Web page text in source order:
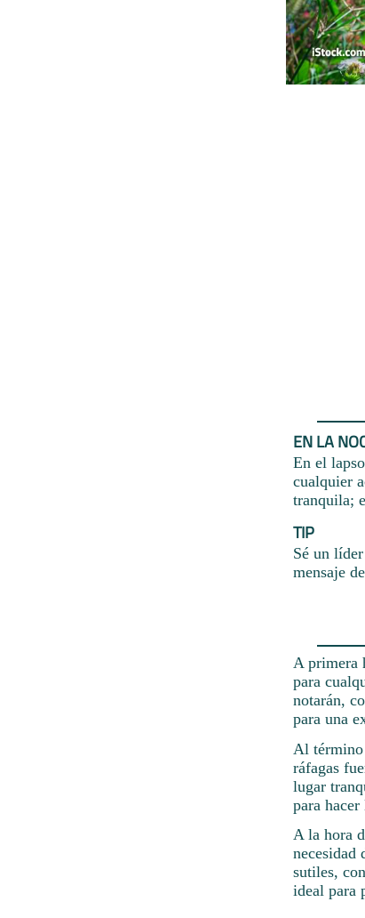
EN LA
En el
cualquier
tranquila;
TIP
Sé un
mensaje
A primera
para
notarán,
para una
Al término
ráfagas
lugar
para
A la hora
necesidad
sutiles,
ideal para